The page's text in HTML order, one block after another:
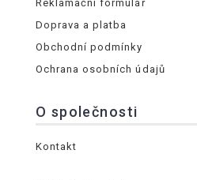
Reklamační formulář
Doprava a platba
Obchodní podmínky
Ochrana osobních údajů
O společnosti
Kontakt